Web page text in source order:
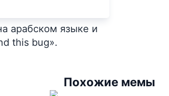
арабском языке и
this bug».
Похожие мемы